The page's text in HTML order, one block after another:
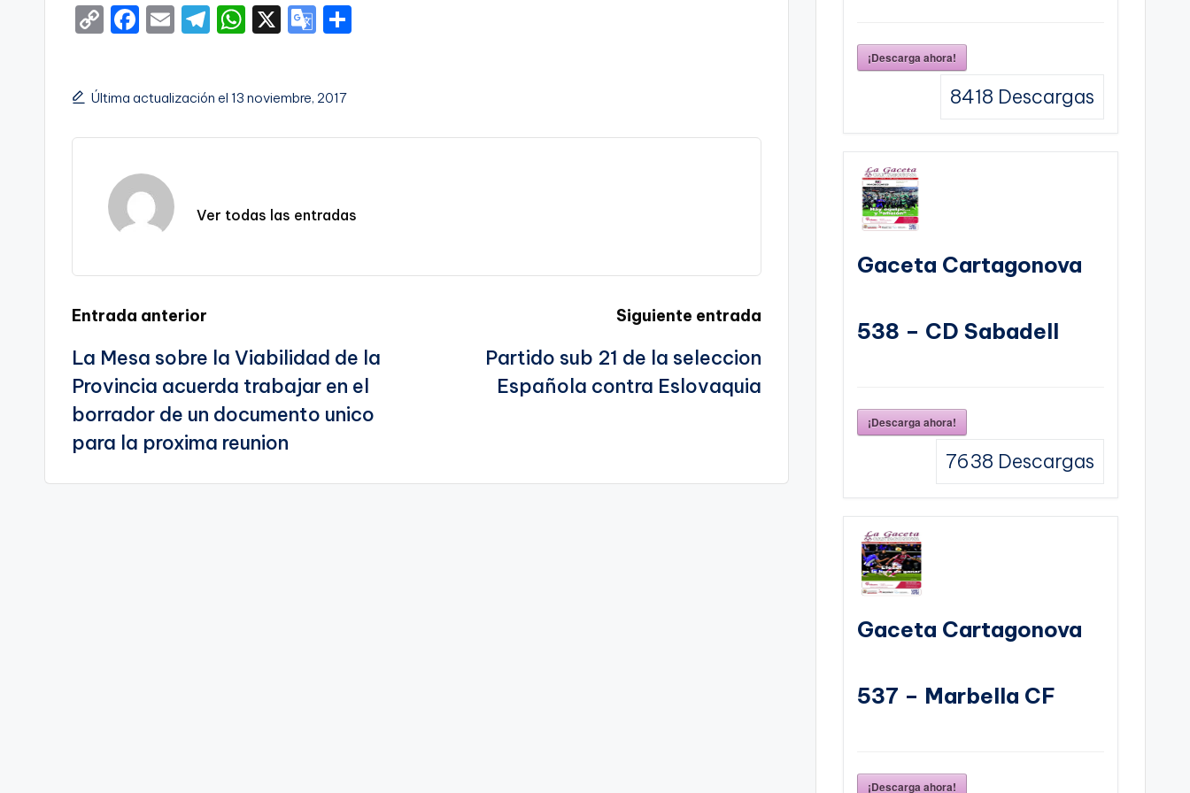
C
y
Li
k
F
e
b
o
k
E
l
T
gr
a
W
ts
A
X
G
gl
e
n
a
Última actualización el 13 noviembre, 2017
Ver todas las entradas
Navegación
de
entradas
Entrada anterior
La Mesa sobre la Viabilidad de la
Provincia acuerda trabajar en el
borrador de un documento unico
para la proxima reunion
Siguiente entrada
Partido sub 21 de la seleccion
Española contra Eslovaquia
¡Descarga ahora!
8418 Descargas
Gaceta Cartagonova
538 – CD Sabadell
¡Descarga ahora!
7638 Descargas
Gaceta Cartagonova
537 – Marbella CF
¡Descarga ahora!